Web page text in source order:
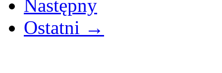
Następny
Ostatni →